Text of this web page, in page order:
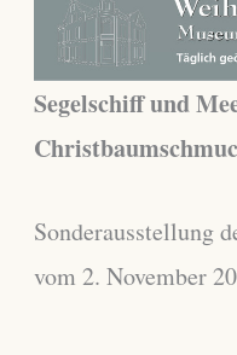
Segelschiff und
Sonderausstellung
vom 2. November